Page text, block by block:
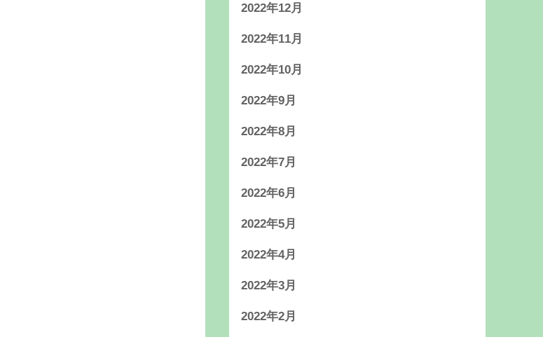
2022年12月
2022年11月
2022年10月
2022年9月
2022年8月
2022年7月
2022年6月
2022年5月
2022年4月
2022年3月
2022年2月